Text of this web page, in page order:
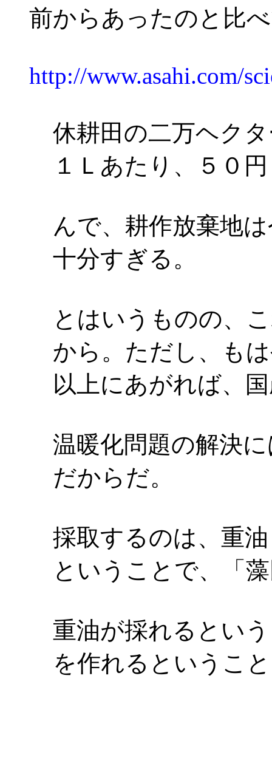
前からあったのと比
http://www.asahi.com/
休耕田の二万ヘクタ
１Ｌあたり、５０
んで、耕作放棄地は
十分すぎる。
とはいうものの、
から。ただし、も
以上にあがれば、
温暖化問題の解決に
だからだ。
採取するのは、重油
ということで、「
重油が採れるとい
を作れるということ